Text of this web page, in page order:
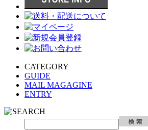
CATEGORY
GUIDE
MAIL MAGAGINE
ENTRY